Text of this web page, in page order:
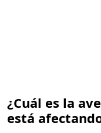
¿Cuál es la
está